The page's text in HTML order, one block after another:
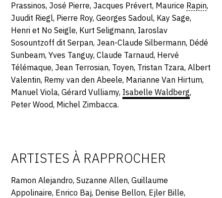
Prassinos, José Pierre, Jacques Prévert, Maurice Rapin,
Juudit Riegl, Pierre Roy, Georges Sadoul, Kay Sage,
Henri et No Seigle, Kurt Seligmann, Iaroslav
Sosountzoff dit Serpan, Jean-Claude Silbermann, Dédé
Sunbeam, Yves Tanguy, Claude Tarnaud, Hervé
Télémaque, Jean Terrosian, Toyen, Tristan Tzara, Albert
Valentin, Remy van den Abeele, Marianne Van Hirtum,
Manuel Viola, Gérard Vulliamy, Isabelle Waldberg,
Peter Wood, Michel Zimbacca.
ARTISTES À RAPPROCHER
Ramon Alejandro, Suzanne Allen, Guillaume
Appolinaire, Enrico Baj, Denise Bellon, Ejler Bille,